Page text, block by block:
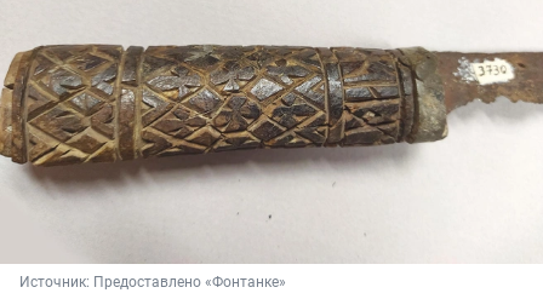
Источник: Предоставлено «Фонтанке»